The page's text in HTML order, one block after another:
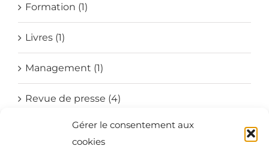
Gérer le consentement aux
cookies
Formation (1)
Livres (1)
Management (1)
Revue de presse (4)
Société (4)